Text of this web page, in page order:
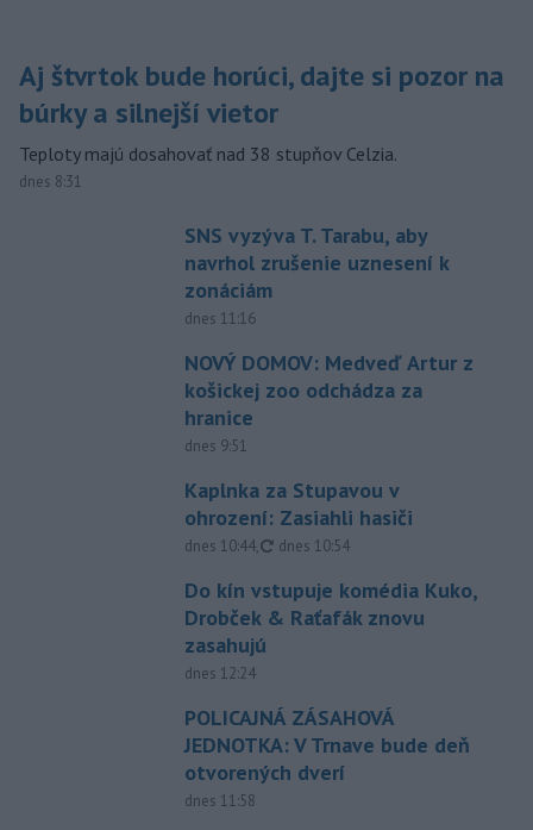
Aj štvrtok bude horúci, dajte si pozor na
búrky a silnejší vietor
Teploty majú dosahovať nad 38 stupňov Celzia.
dnes 8:31
SNS vyzýva T. Tarabu, aby
navrhol zrušenie uznesení k
zonáciám
dnes 11:16
NOVÝ DOMOV: Medveď Artur z
košickej zoo odchádza za
hranice
dnes 9:51
Kaplnka za Stupavou v
ohrození: Zasiahli hasiči
dnes 10:44, aktualizované
dnes 10:54
Do kín vstupuje komédia Kuko,
Drobček & Raťafák znovu
zasahujú
dnes 12:24
POLICAJNÁ ZÁSAHOVÁ
JEDNOTKA: V Trnave bude deň
otvorených dverí
dnes 11:58